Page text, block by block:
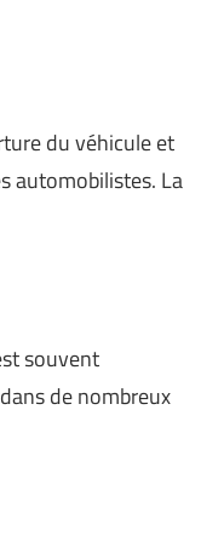
du véhicule et
automobilistes. La
souvent
de nombreux